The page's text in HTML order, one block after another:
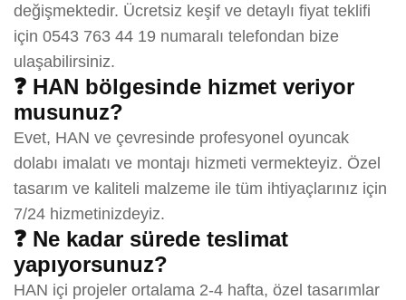
değişmektedir. Ücretsiz keşif ve detaylı fiyat teklifi
için 0543 763 44 19 numaralı telefondan bize
ulaşabilirsiniz.
❓ HAN bölgesinde hizmet veriyor
musunuz?
Evet, HAN ve çevresinde profesyonel oyuncak
dolabı imalatı ve montajı hizmeti vermekteyiz. Özel
tasarım ve kaliteli malzeme ile tüm ihtiyaçlarınız için
7/24 hizmetinizdeyiz.
❓ Ne kadar sürede teslimat
yapıyorsunuz?
HAN içi projeler ortalama 2-4 hafta, özel tasarımlar